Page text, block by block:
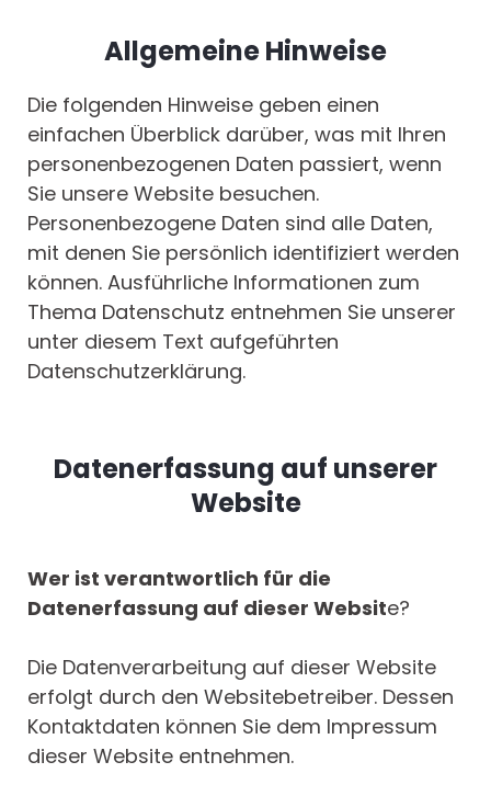
Allgemeine Hinweise
Die folgenden Hinweise geben einen
einfachen Überblick darüber, was mit Ihren
personenbezogenen Daten passiert, wenn
Sie unsere Website besuchen.
Personenbezogene Daten sind alle Daten,
mit denen Sie persönlich identifiziert werden
können. Ausführliche Informationen zum
Thema Datenschutz entnehmen Sie unserer
unter diesem Text aufgeführten
Datenschutzerklärung.
Datenerfassung auf unserer
Website
Wer ist verantwortlich für die
Datenerfassung auf dieser Website?
Die Datenverarbeitung auf dieser Website
erfolgt durch den Websitebetreiber. Dessen
Kontaktdaten können Sie dem Impressum
dieser Website entnehmen.